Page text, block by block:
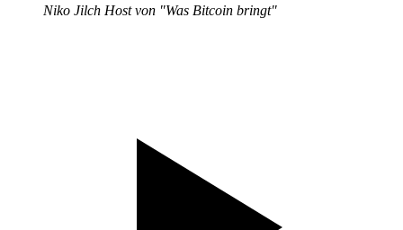
Niko Jilch Host von "Was Bitcoin bringt"